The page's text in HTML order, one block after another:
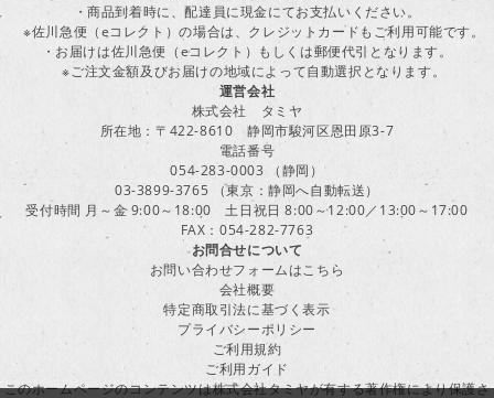
・商品到着時に、配達員に現金にてお支払いください。
※佐川急便（eコレクト）の場合は、クレジットカードもご利用可能です。
・お届けは佐川急便（eコレクト）もしくは郵便代引となります。
※ご注文金額及びお届けの地域によって自動選択となります。
運営会社
株式会社 タミヤ
所在地：〒422-8610 静岡市駿河区恩田原3-7
電話番号
054-283-0003 （静岡）
03-3899-3765 （東京：静岡へ自動転送）
受付時間 月～金 9:00～18:00 土日祝日 8:00～12:00／13:00～17:00
FAX：054-282-7763
お問合せについて
お問い合わせフォームはこちら
会社概要
特定商取引法に基づく表示
プライバシーポリシー
ご利用規約
ご利用ガイド
このホームページのコンテンツは株式会社タミヤが有する著作権により保護さ